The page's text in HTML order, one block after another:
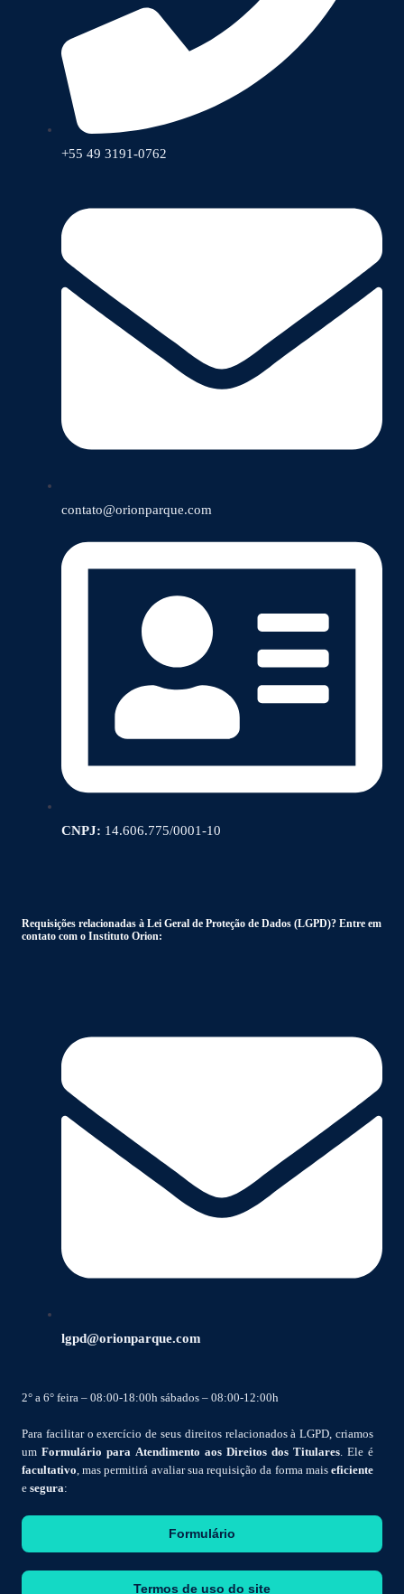
+55 49 3191-0762
contato@orionparque.com
CNPJ: 14.606.775/0001-10
Requisições relacionadas à Lei Geral de Proteção de Dados (LGPD)? Entre em
contato com o Instituto Orion:
lgpd@orionparque.com
2° a 6° feira – 08:00-18:00h sábados – 08:00-12:00h
Para facilitar o exercício de seus direitos relacionados à LGPD, criamos
um Formulário para Atendimento aos Direitos dos Titulares . Ele é
facultativo , mas permitirá avaliar sua requisição da forma mais eficiente
e segura:
Formulário
Termos de uso do site